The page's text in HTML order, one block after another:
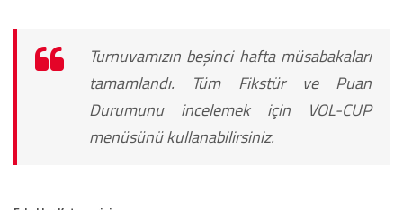
Turnuvamızın beşinci hafta müsabakaları
tamamlandı. Tüm Fikstür ve Puan
Durumunu incelemek için VOL-CUP
menüsünü kullanabilirsiniz.